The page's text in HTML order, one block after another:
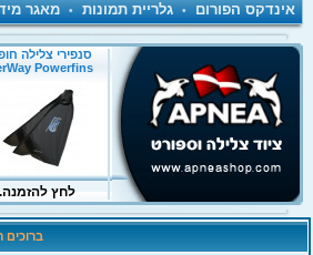
אינדקס הפורום • גלריית תמונות • מאגר
ברוכים